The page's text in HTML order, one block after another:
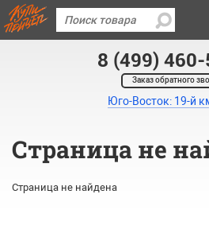
8 (499)
Заказ обратного
Юго-Восток: 19-й
Страница не
Страница не найдена